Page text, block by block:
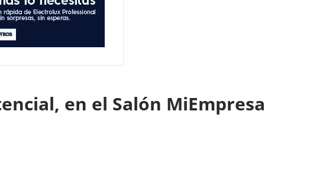
en el Salón MiEmpresa